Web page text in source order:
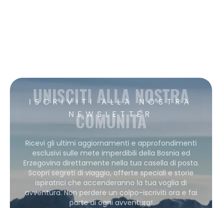
ISCRIVITI ALLA NOSTRA
NEWSLETTER
UNISCITI ALLA NOSTRA
COMUNITÀ
Ricevi gli ultimi aggiornamenti e approfondimenti
esclusivi sulle mete imperdibili della Bosnia ed
Erzegovina direttamente nella tua casella di posta.
Scopri segreti di viaggio, offerte speciali e storie
ispiratrici che accenderanno la tua voglia di
avventura. Non perdere un colpo–iscriviti ora e fai
parte di ogni avventura!